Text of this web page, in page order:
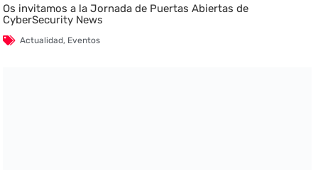
Os invitamos a la Jornada de Puertas Abiertas de
CyberSecurity News
Actualidad, Eventos